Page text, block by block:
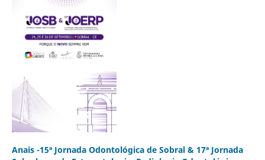
Anais -15ª Jornada Odontológica de Sobral & 17ª Jornada